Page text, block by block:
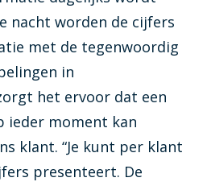
nacht worden de cijfers
met de tegenwoordig
in
het ervoor dat een
ieder moment kan
klant. “Je kunt per klant
presenteert. De